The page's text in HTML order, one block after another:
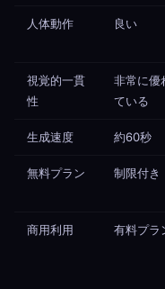
人体動作 良い
視覚的一貫
性
非常に優
ている
生成速度 約60秒
無料プラン 制限付き
商用利用 有料プラ